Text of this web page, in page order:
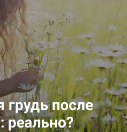
грудь после
реально?